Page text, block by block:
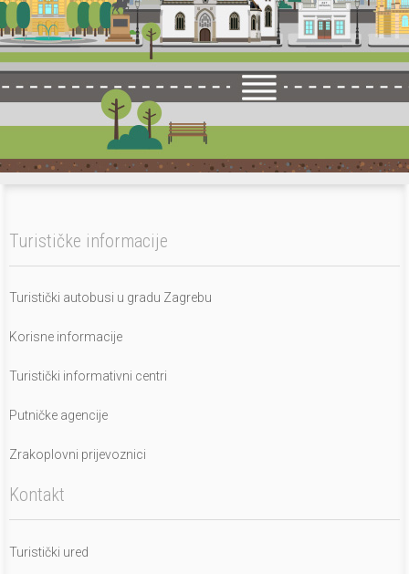
Turističke informacije
Turistički autobusi u gradu Zagrebu
Korisne informacije
Turistički informativni centri
Putničke agencije
Zrakoplovni prijevoznici
Kontakt
Turistički ured